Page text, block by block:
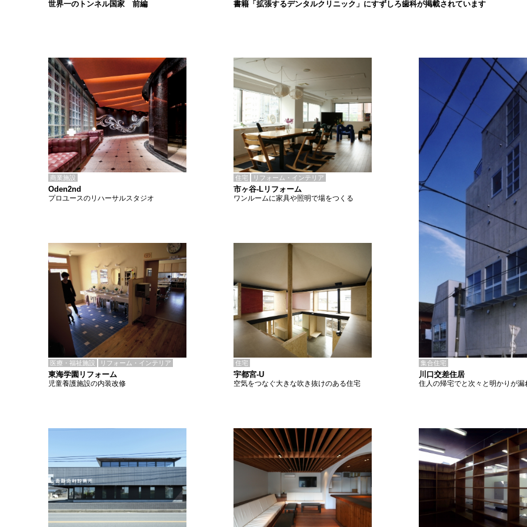
書籍「拡張するデンタルクリニック」にすずしろ歯科が掲載されています
世界一のトンネル国家 前編
商業施設
Oden2nd
プロユースのリハーサルスタジオ
住宅 リフォーム・インテリア
市ヶ谷-Lリフォーム
ワンルームに家具や照明で場をつくる
医療・福祉施設 リフォーム・インテリア
東海学園リフォーム
児童養護施設の内装改修
住宅
宇都宮-U
空気をつなぐ大きな吹き抜けのある住宅
集合住宅
川口交差住居
住人の帰宅でと次々と明かりが漏